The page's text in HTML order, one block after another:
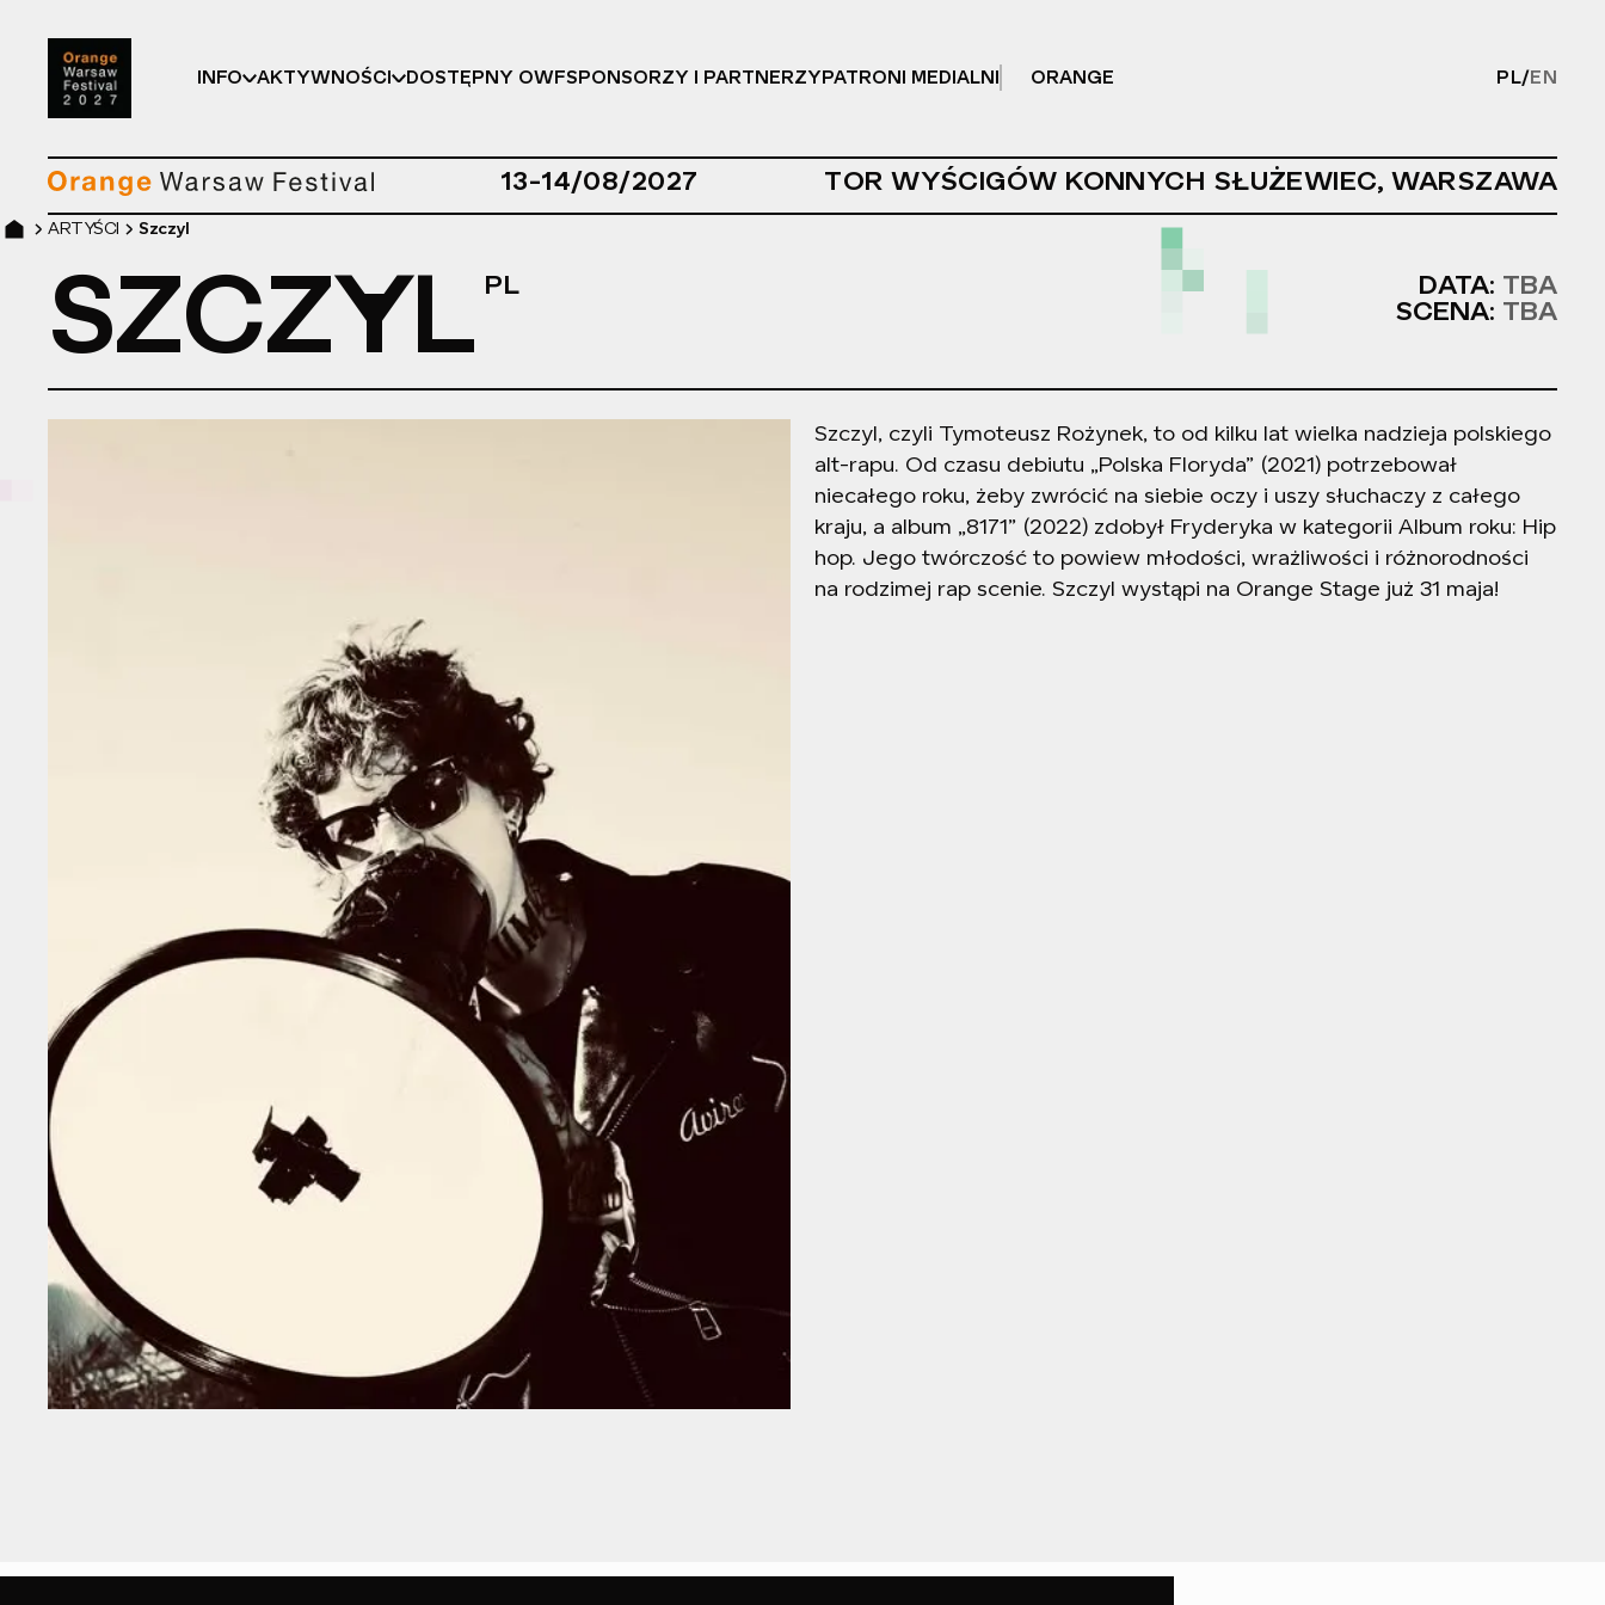
INFO AKTYWNOŚCI DOSTĘPNY OWFSPONSORZY I PARTNERZY PATRONI MEDIALNI ORANGE PL/ EN
PL/EN -
13-14/08/2027 TOR WYŚCIGÓW KONNYCH SŁUŻEWIEC, WARSZAWA
ARTYŚCI Szczyl
SZCZYL DATA: TBA
SCENA: TBA
Szczyl, czyli Tymoteusz Rożynek, to od kilku lat wielka nadzieja polskiego
alt-rapu. Od czasu debiutu „Polska Floryda” (2021) potrzebował
niecałego roku, żeby zwrócić na siebie oczy i uszy słuchaczy z całego
kraju, a album „8171” (2022) zdobył Fryderyka w kategorii Album roku: Hip
hop. Jego twórczość to powiew młodości, wrażliwości i różnorodności
na rodzimej rap scenie. Szczyl wystąpi na Orange Stage już 31 maja!